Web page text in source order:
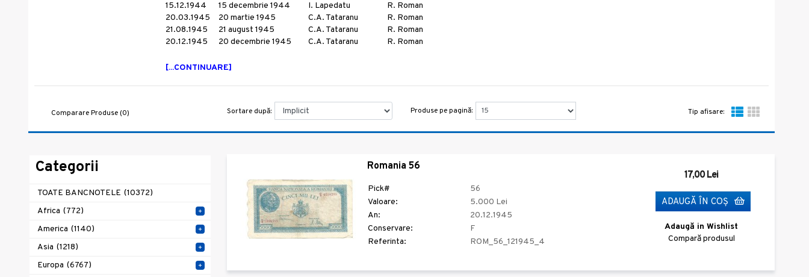
15.12.1944
15 decembrie 1944 I. Lapedatu
R. Roman
20.03.1945
20 martie 1945 C.A. Tataranu
R. Roman
21.08.1945
21 august 1945 C.A. Tataranu
R. Roman
20.12.1945
20 decembrie 1945 C.A. Tataranu R. Roman
[...CONTINUARE]
Comparare Produse (0) Sortare după: Produse pe pagină: Tip afisare:
Categorii
TOATE BANCNOTELE (10372)
Africa (772) +
America (1140) +
Asia (1218) +
Europa (6767) +
Romania 56
Pick#
56
Valoare:
5.000 Lei
An:
20.12.1945
Conservare:
F
Referinta:
ROM_56_121945_4
17,00 Lei
ADAUGĂ ÎN COŞ
Adaugă in Wishlist
Compară produsul